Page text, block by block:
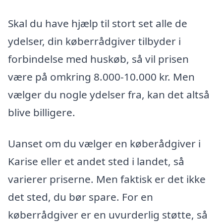
Skal du have hjælp til stort set alle de
ydelser, din køberrådgiver tilbyder i
forbindelse med huskøb, så vil prisen
være på omkring 8.000-10.000 kr. Men
vælger du nogle ydelser fra, kan det altså
blive billigere.
Uanset om du vælger en køberådgiver i
Karise eller et andet sted i landet, så
varierer priserne. Men faktisk er det ikke
det sted, du bør spare. For en
køberrådgiver er en uvurderlig støtte, så